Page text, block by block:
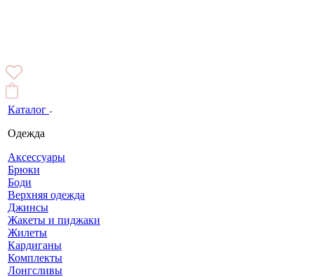
Каталог
Одежда
Аксессуары
Брюки
Боди
Верхняя одежда
Джинсы
Жакеты и пиджаки
Жилеты
Кардиганы
Комплекты
Лонгсливы